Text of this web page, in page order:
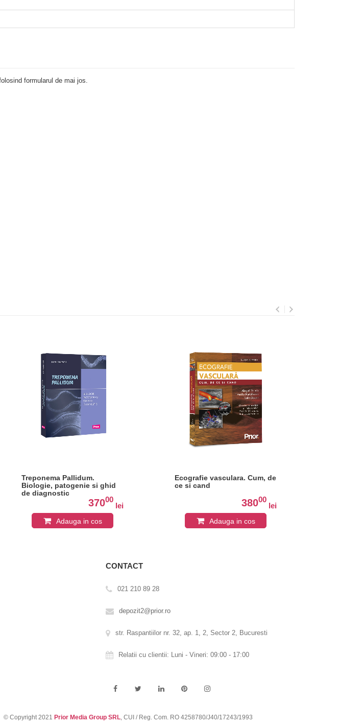
formularul de mai jos.
Treponema Pallidum.
Biologie, patogenie si ghid
de diagnostic
37000
lei
Adauga in cos
Ecografie vasculara. Cum, de
ce si cand
38000
lei
Adauga in cos
CONTACT
021 210 89 28
depozit2@prior.ro
str. Raspantiilor nr. 32, ap. 1, 2, Sector 2, Bucuresti
Relatii cu clientii: Luni - Vineri: 09:00 - 17:00
© Copyright 2021 Prior Media Group SRL, CUI / Reg. Com. RO 4258780/J40/17243/1993